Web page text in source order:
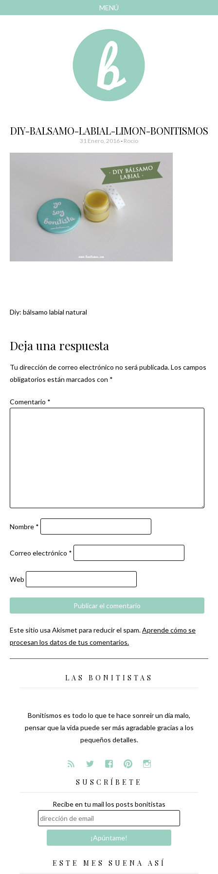
MENÚ
Bonitismos
DIY-BALSAMO-LABIAL-LIMON-BONITISMOS
31 Enero, 2016- Rocio
Navegación
de
entradas
Diy: bálsamo labial natural
Deja una respuesta
Tu dirección de correo electrónico no será publicada.Los campos
obligatorios están marcados con *
Comentario *
Nombre *
Correo electrónico *
Web
Este sitio usa Akismet para reducir el spam.Aprende cómo se
procesan los datos de tus comentarios.
LAS BONITISTAS
Bonitismos es todo lo que te hace sonreír un día malo,
pensar que la vida puede ser más agradable gracias a los
pequeños detalles.
SUSCRÍBETE
Recibe en tu mail los posts bonitistas
ESTE MES SUENA ASÍ